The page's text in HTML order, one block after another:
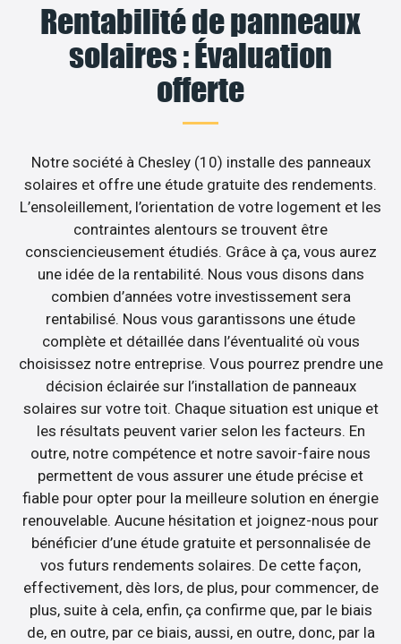
Rentabilité de panneaux
solaires : Évaluation
offerte
Notre société à Chesley (10) installe des panneaux
solaires et offre une étude gratuite des rendements.
L’ensoleillement, l’orientation de votre logement et les
contraintes alentours se trouvent être
consciencieusement étudiés. Grâce à ça, vous aurez
une idée de la rentabilité. Nous vous disons dans
combien d’années votre investissement sera
rentabilisé. Nous vous garantissons une étude
complète et détaillée dans l’éventualité où vous
choisissez notre entreprise. Vous pourrez prendre une
décision éclairée sur l’installation de panneaux
solaires sur votre toit. Chaque situation est unique et
les résultats peuvent varier selon les facteurs. En
outre, notre compétence et notre savoir-faire nous
permettent de vous assurer une étude précise et
fiable pour opter pour la meilleure solution en énergie
renouvelable. Aucune hésitation et joignez-nous pour
bénéficier d’une étude gratuite et personnalisée de
vos futurs rendements solaires. De cette façon,
effectivement, dès lors, de plus, pour commencer, de
plus, suite à cela, enfin, ça confirme que, par le biais
de, en outre, par ce biais, aussi, en outre, donc, par la